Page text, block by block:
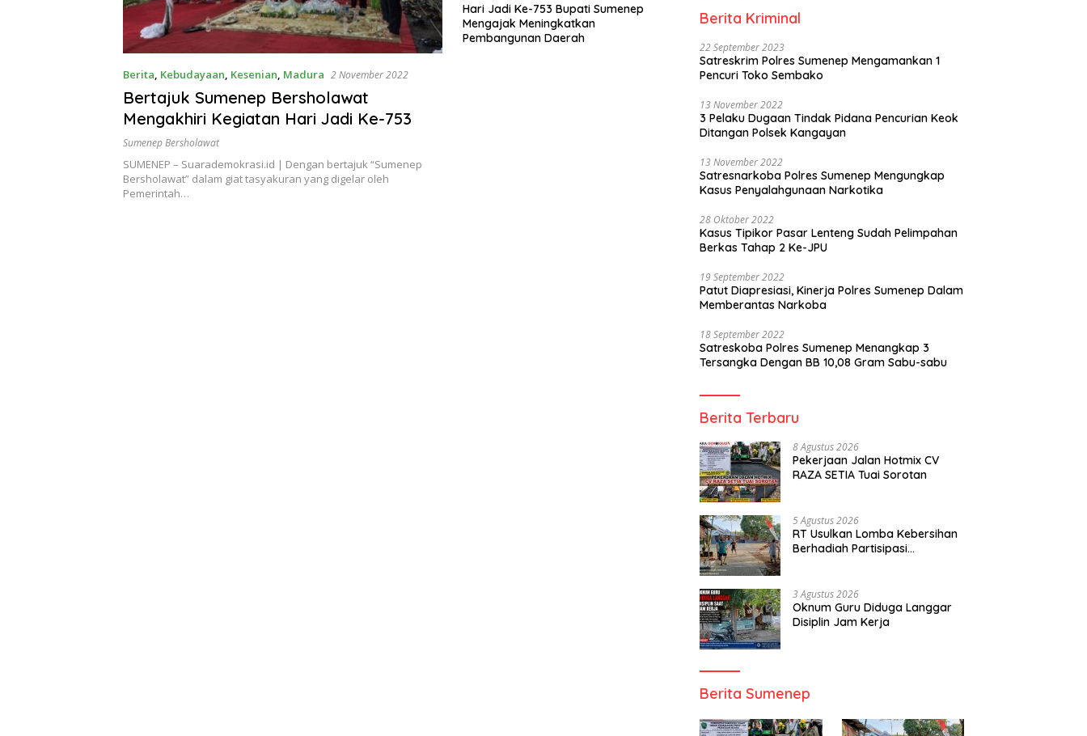
Berita, Kebudayaan, Kesenian, Madura 2 November 2022
Bertajuk Sumenep Bersholawat
Mengakhiri Kegiatan Hari Jadi Ke-753
Sumenep Bersholawat
SUMENEP – Suarademokrasi.id | Dengan bertajuk “Sumenep
Bersholawat” dalam giat tasyakuran yang digelar oleh
Pemerintah…
Hari Jadi Ke-753 Bupati Sumenep
Mengajak Meningkatkan
Pembangunan Daerah
Berita Kriminal
22 September 2023
Satreskrim Polres Sumenep Mengamankan 1
Pencuri Toko Sembako
13 November 2022
3 Pelaku Dugaan Tindak Pidana Pencurian Keok
Ditangan Polsek Kangayan
13 November 2022
Satresnarkoba Polres Sumenep Mengungkap
Kasus Penyalahgunaan Narkotika
28 Oktober 2022
Kasus Tipikor Pasar Lenteng Sudah Pelimpahan
Berkas Tahap 2 Ke-JPU
19 September 2022
Patut Diapresiasi, Kinerja Polres Sumenep Dalam
Memberantas Narkoba
18 September 2022
Satreskoba Polres Sumenep Menangkap 3
Tersangka Dengan BB 10,08 Gram Sabu-sabu
Berita Terbaru
8 Agustus 2026
Pekerjaan Jalan Hotmix CV
RAZA SETIA Tuai Sorotan
5 Agustus 2026
RT Usulkan Lomba Kebersihan
Berhadiah Partisipasi
3 Agustus 2026
Oknum Guru Diduga Langgar
Disiplin Jam Kerja
Berita Sumenep